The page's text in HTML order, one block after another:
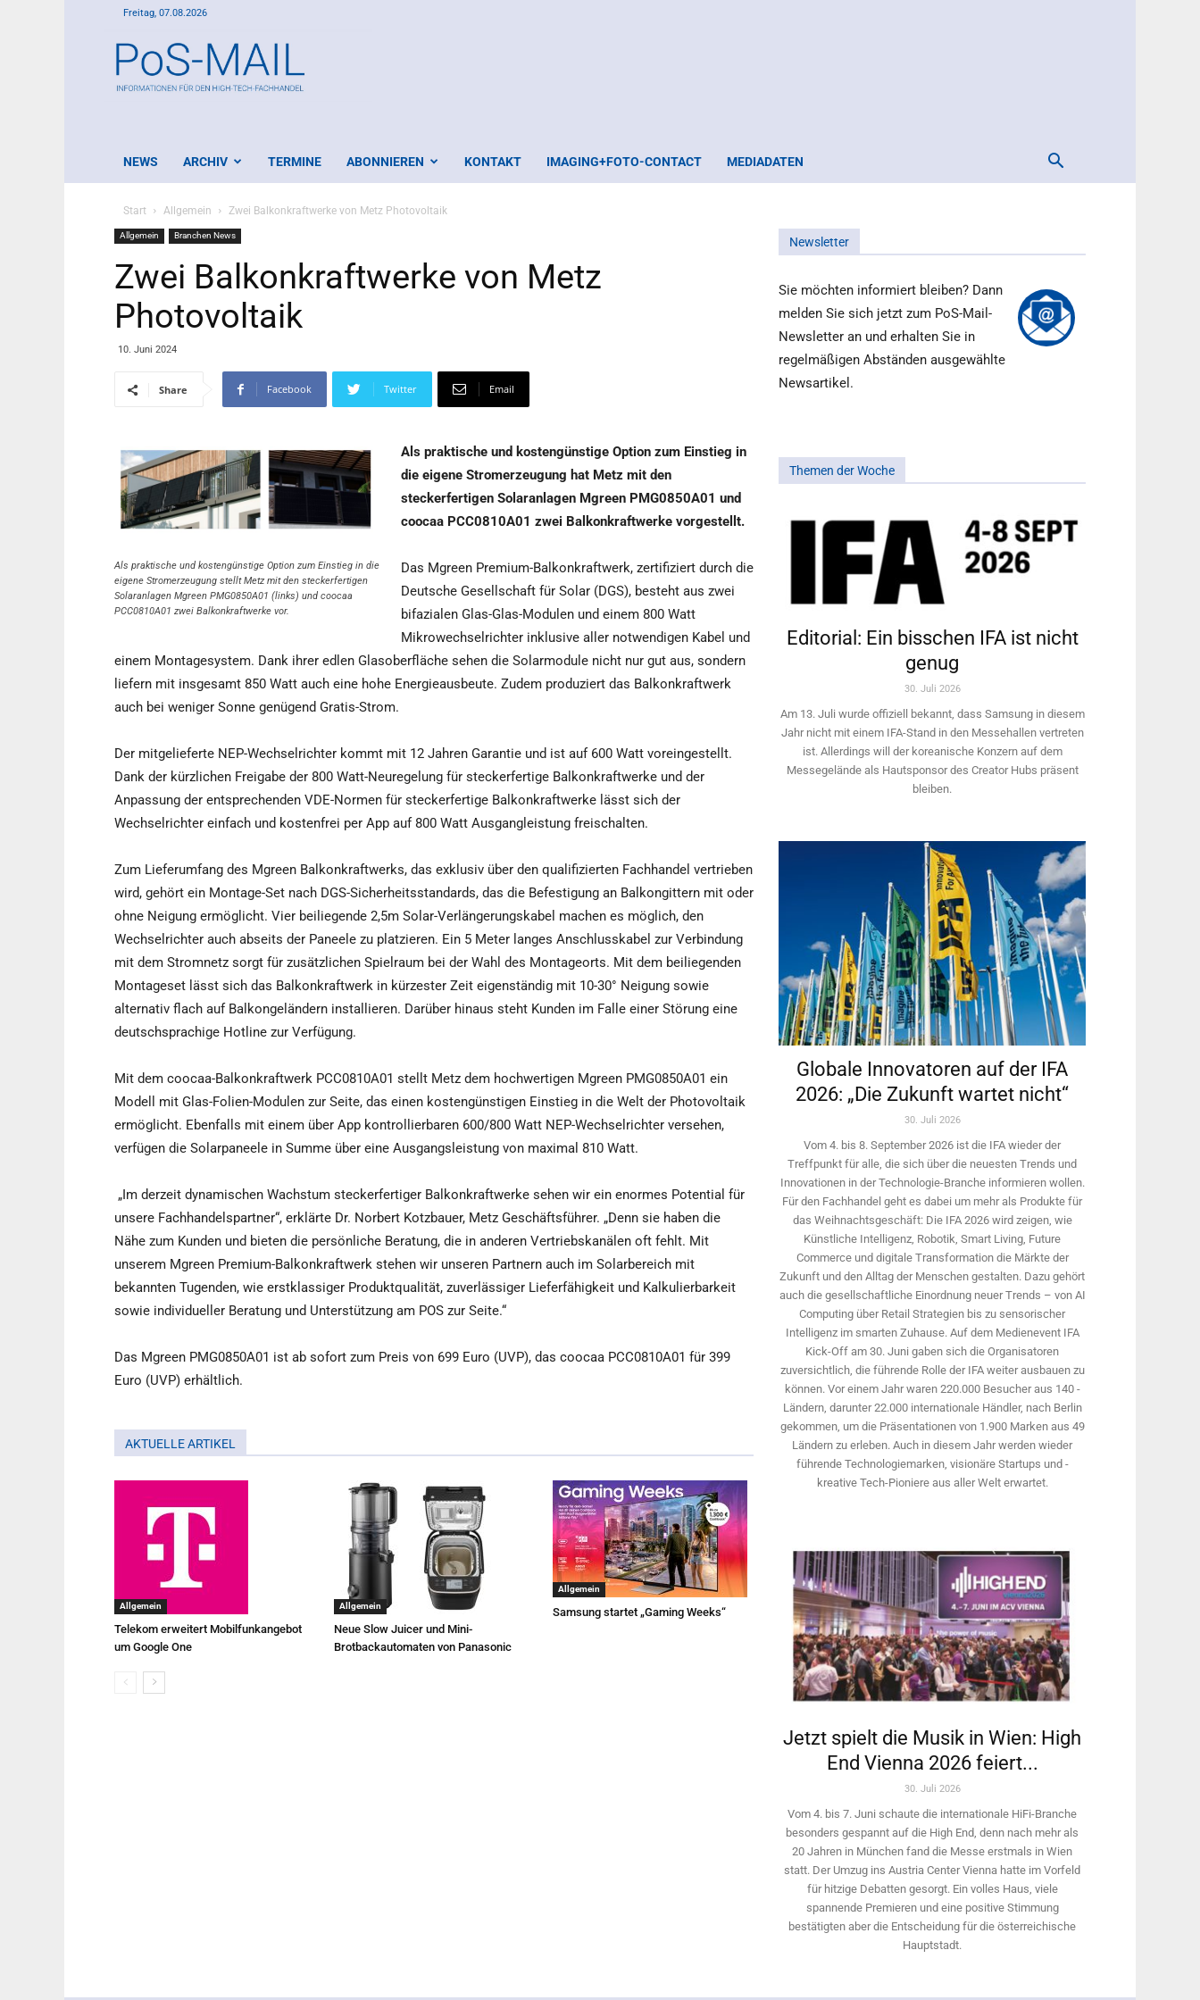
Freitag, 07.08.2026
Mail
NEWS ARCHIV TERMINE ABONNIEREN KONTAKT IMAGING+FOTO-CONTACT MEDIADATEN
Start Allgemein Zwei Balkonkraftwerke von Metz Photovoltaik
Allgemein Branchen News
Zwei Balkonkraftwerke von Metz
Photovoltaik
10. Juni 2024
Share Facebook Twitter Email
Als praktische und kostengünstige Option zum Einstieg in die
eigene Stromerzeugung stellt Metz mit den steckerfertigen
Solaranlagen Mgreen PMG0850A01 (links) und coocaa
PCC0810A01 zwei Balkonkraftwerke vor.
Als praktische und kostengünstige Option zum Einstieg in
die eigene Stromerzeugung hat Metz mit den
steckerfertigen Solaranlagen Mgreen PMG0850A01 und
coocaa PCC0810A01 zwei Balkonkraftwerke vorgestellt.
Das Mgreen Premium-Balkonkraftwerk, zertifiziert durch die
Deutsche Gesellschaft für Solar (DGS), besteht aus zwei
bifazialen Glas-Glas-Modulen und einem 800 Watt
Mikrowechselrichter inklusive aller notwendigen Kabel und
einem Montagesystem. Dank ihrer edlen Glasoberfläche sehen die Solarmodule nicht nur gut aus, sondern
liefern mit insgesamt 850 Watt auch eine hohe Energieausbeute. Zudem produziert das Balkonkraftwerk
auch bei weniger Sonne genügend Gratis-Strom.
Der mitgelieferte NEP-Wechselrichter kommt mit 12 Jahren Garantie und ist auf 600 Watt voreingestellt.
Dank der kürzlichen Freigabe der 800 Watt-Neuregelung für steckerfertige Balkonkraftwerke und der
Anpassung der entsprechenden VDE-Normen für steckerfertige Balkonkraftwerke lässt sich der
Wechselrichter einfach und kostenfrei per App auf 800 Watt Ausgangleistung freischalten.
Zum Lieferumfang des Mgreen Balkonkraftwerks, das exklusiv über den qualifizierten Fachhandel vertrieben
wird, gehört ein Montage-Set nach DGS-Sicherheitsstandards, das die Befestigung an Balkongittern mit oder
ohne Neigung ermöglicht. Vier beiliegende 2,5m Solar-Verlängerungskabel machen es möglich, den
Wechselrichter auch abseits der Paneele zu platzieren. Ein 5 Meter langes Anschlusskabel zur Verbindung
mit dem Stromnetz sorgt für zusätzlichen Spielraum bei der Wahl des Montageorts. Mit dem beiliegenden
Montageset lässt sich das Balkonkraftwerk in kürzester Zeit eigenständig mit 10-30° Neigung sowie
alternativ flach auf Balkongeländern installieren. Darüber hinaus steht Kunden im Falle einer Störung eine
deutschsprachige Hotline zur Verfügung.
Mit dem coocaa-Balkonkraftwerk PCC0810A01 stellt Metz dem hochwertigen Mgreen PMG0850A01 ein
Modell mit Glas-Folien-Modulen zur Seite, das einen kostengünstigen Einstieg in die Welt der Photovoltaik
ermöglicht. Ebenfalls mit einem über App kontrollierbaren 600/800 Watt NEP-Wechselrichter versehen,
verfügen die Solarpaneele in Summe über eine Ausgangsleistung von maximal 810 Watt.
„Im derzeit dynamischen Wachstum steckerfertiger Balkonkraftwerke sehen wir ein enormes Potential für
unsere Fachhandelspartner“, erklärte Dr. Norbert Kotzbauer, Metz Geschäftsführer. „Denn sie haben die
Nähe zum Kunden und bieten die persönliche Beratung, die in anderen Vertriebskanälen oft fehlt. Mit
unserem Mgreen Premium-Balkonkraftwerk stehen wir unseren Partnern auch im Solarbereich mit
bekannten Tugenden, wie erstklassiger Produktqualität, zuverlässiger Lieferfähigkeit und Kalkulierbarkeit
sowie individueller Beratung und Unterstützung am POS zur Seite.“
Das Mgreen PMG0850A01 ist ab sofort zum Preis von 699 Euro (UVP), das coocaa PCC0810A01 für 399
Euro (UVP) erhältlich.
AKTUELLE ARTIKEL
Allgemein
Telekom erweitert Mobilfunkangebot
um Google One
Allgemein
Neue Slow Juicer und Mini-
Brotbackautomaten von Panasonic
Allgemein
Samsung startet „Gaming Weeks“
Newsletter
Sie möchten informiert bleiben? Dann
melden Sie sich jetzt zum PoS-Mail-
Newsletter an und erhalten Sie in
regelmäßigen Abständen ausgewählte
Newsartikel.
Themen der Woche
Editorial: Ein bisschen IFA ist nicht
genug
30. Juli 2026
Am 13. Juli wurde offiziell bekannt, dass Samsung in diesem
Jahr nicht mit einem IFA-Stand in den Messehallen vertreten
ist. Allerdings will ­der koreanische Konzern auf dem
Messegelände als Hautsponsor des Creator Hubs präsent
bleiben.
Globale Innovatoren auf der IFA
2026: „Die Zukunft wartet nicht“
30. Juli 2026
Vom 4. bis 8. September 2026 ist die IFA wieder der
Treffpunkt für alle, die sich über die neuesten Trends und
Innovationen in der Technologie-­Branche informieren wollen.
Für den Fachhandel geht es dabei um mehr als Produkte für
das Weihnachtsgeschäft: Die IFA 2026 wird ­zeigen, wie
Künstliche Intelligenz, Robotik, Smart Living, Future
Commerce und digitale Trans­formation die Märkte der
Zukunft und den Alltag der Menschen gestalten. Dazu gehört
auch die gesellschaftliche Einordnung neuer Trends – von AI
Computing über Retail Strategien bis zu sensorischer
Intelligenz im smarten Zuhause. Auf dem Medien­event IFA
Kick-Off am 30. Juni gaben sich die Organisatoren
zuversichtlich, die führende Rolle der IFA weiter ausbauen zu
können. Vor einem Jahr ­waren 220.000 Besucher aus 140 ­
Ländern, ­darunter 22.000 internationale Händler, nach Berlin
gekommen, um die Präsen­tationen von 1.900 Marken aus 49
Ländern zu erleben. Auch in diesem Jahr werden wieder
führende Technologiemarken, visionäre Startups und ­
kreative Tech-Pioniere aus aller Welt erwartet.
Jetzt spielt die Musik in Wien: High
End Vienna 2026 feiert...
30. Juli 2026
Vom 4. bis 7. Juni schaute die internationale HiFi-Branche
besonders gespannt auf die High End, denn nach mehr als
20 Jahren in München fand die Messe erstmals in Wien
statt. Der Umzug ins Austria Center Vienna hatte im Vorfeld
für hitzige Debatten gesorgt. Ein volles Haus, viele
spannende Premieren und eine positive Stimmung
bestätigten aber die Entscheidung für die österreichische
Hauptstadt.